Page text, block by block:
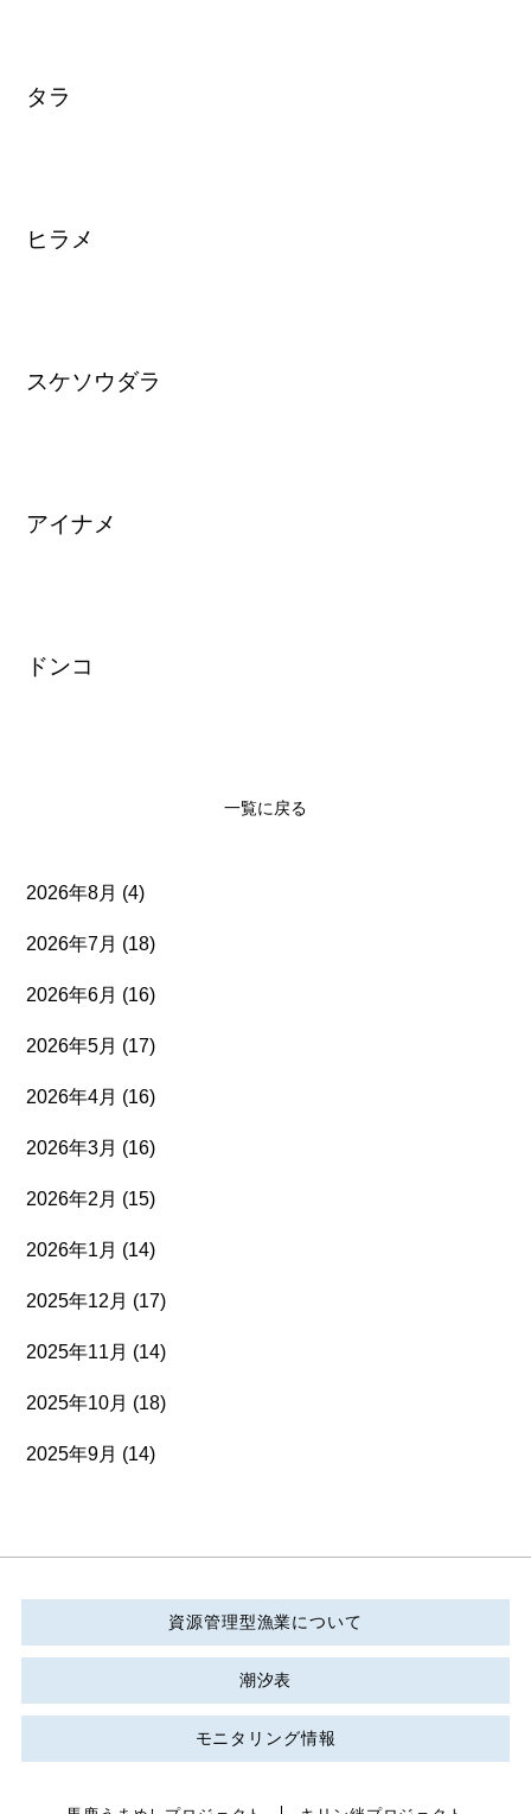
タラ
ヒラメ
スケソウダラ
アイナメ
ドンコ
一覧に戻る
2026年8月 (4)
2026年7月 (18)
2026年6月 (16)
2026年5月 (17)
2026年4月 (16)
2026年3月 (16)
2026年2月 (15)
2026年1月 (14)
2025年12月 (17)
2025年11月 (14)
2025年10月 (18)
2025年9月 (14)
資源管理型漁業について
潮汐表
モニタリング情報